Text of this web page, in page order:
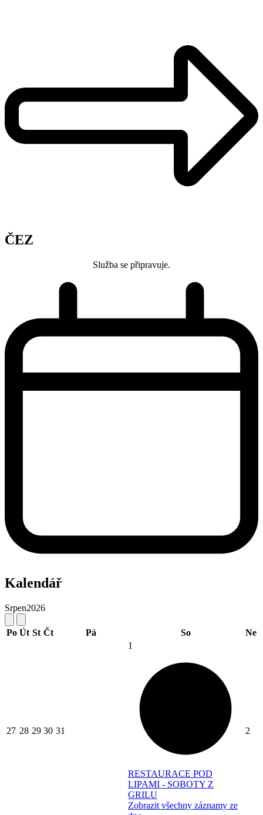
ČEZ
Služba se připravuje.
Kalendář
Srpen2026
Po Út St Čt Pá So Ne
27 28 29 30 31
1
RESTAURACE POD
LIPAMI - SOBOTY Z
GRILU
Zobrazit všechny záznamy ze
2